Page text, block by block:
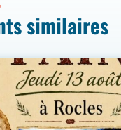
similaires